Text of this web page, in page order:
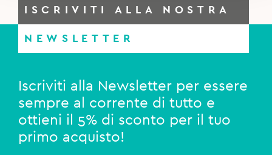
ISCRIVITI ALLA NOSTRA
NEWSLETTER
Iscriviti alla Newsletter per essere
sempre al corrente di tutto e
ottieni il 5% di sconto per il tuo
primo acquisto!